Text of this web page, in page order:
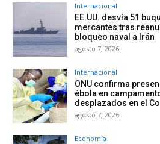
Internacional
EE.UU. desvía 51
mercantes tras
bloqueo naval a Irán
agosto 7, 2026
Internacional
ONU confirma
ébola en
desplazados en el
agosto 7, 2026
Economía